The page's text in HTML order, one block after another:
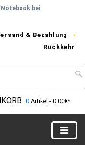
bei
& Bezahlung
Rückkehr
0 Artikel - 0.00€*